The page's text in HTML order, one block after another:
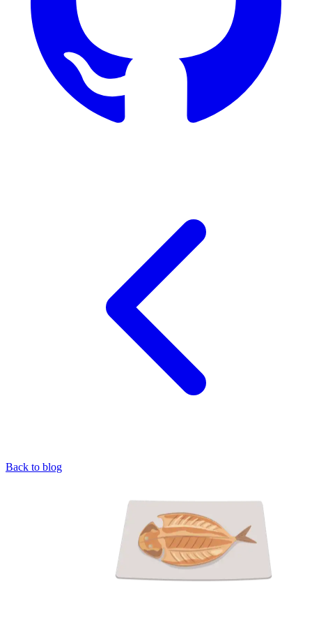
Back to blog